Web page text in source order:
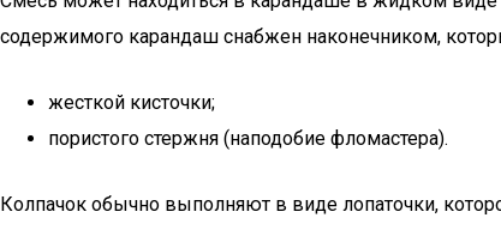
содержимого карандаш снабжен наконечником,
жесткой кисточки;
пористого стержня (наподобие фломастера).
Колпачок обычно выполняют в виде лопаточки,